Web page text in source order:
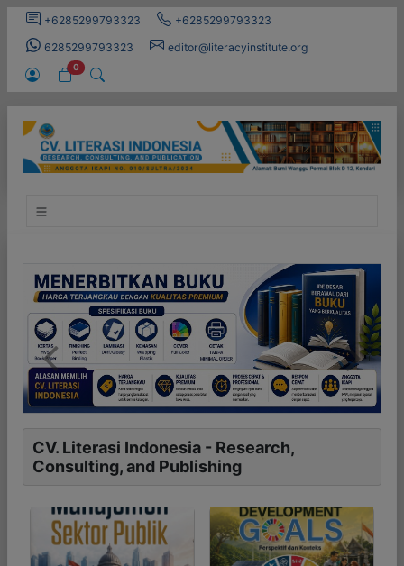
+6285299793323
+6285299793323
6285299793323
editor@literacyinstitute.org
0
Previous Next
CV. Literasi Indonesia - Research,
Consulting, and Publishing